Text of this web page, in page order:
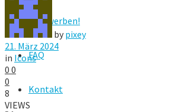
Hier werben!
FAQ
Kontakt
by pixey
21. März 2024
in Icons
0 0
0
8
VIEWS